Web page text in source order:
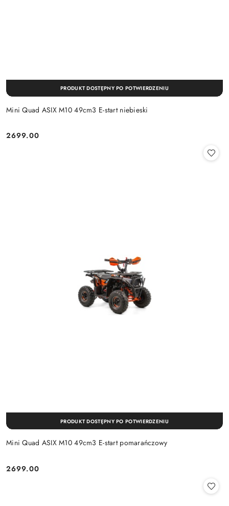
Mini Quad ASIX M10 49cm3 E-start niebieski
Cena:
2699.00
PRODUKT DOSTĘPNY PO POTWIERDZENIU
Mini Quad ASIX M10 49cm3 E-start pomarańczowy
Cena:
2699.00
PRODUKT DOSTĘPNY PO POTWIERDZENIU